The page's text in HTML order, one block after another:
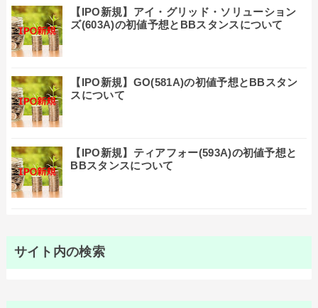
【IPO新規】アイ・グリッド・ソリューション
ズ(603A)の初値予想とBBスタンスについて
【IPO新規】GO(581A)の初値予想とBBスタン
スについて
【IPO新規】ティアフォー(593A)の初値予想と
BBスタンスについて
サイト内の検索